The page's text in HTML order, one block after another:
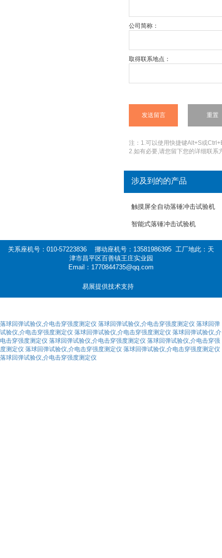
公司简称：
取得联系地点：
注：1.可以使用快捷键Alt+S或
2.如有必要,请您留下您的详细联系
涉及到的的产品
触摸屏全自动落锤冲击试验机
智能式落锤冲击试验机
关系座机号：010-57223836 挪动座机号：13581986395 工厂地此：天
津市昌平区百善镇王庄实业园
Email：1770844735@qq.com
易展提供技术支持
落球回弹试验仪,介电击穿强度测定仪 落球回弹试验仪,介电击穿强度测定仪 落球回弹
试验仪,介电击穿强度测定仪 落球回弹试验仪,介电击穿强度测定仪 落球回弹试验仪,介
电击穿强度测定仪 落球回弹试验仪,介电击穿强度测定仪 落球回弹试验仪,介电击穿强
度测定仪 落球回弹试验仪,介电击穿强度测定仪 落球回弹试验仪,介电击穿强度测定仪
落球回弹试验仪,介电击穿强度测定仪